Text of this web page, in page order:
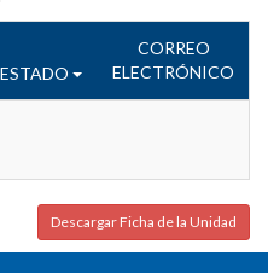
ESTADO
CORREO
ELECTRÓNICO
Descargar Ficha de la Unidad